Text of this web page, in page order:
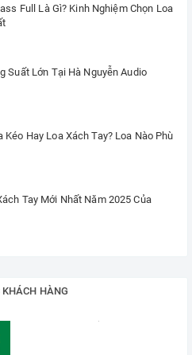
Full Là Gì? Kinh Nghiệm Chọn Loa
Suất Lớn Tại Hà Nguyễn Audio
Kéo Hay Loa Xách Tay? Loa Nào Phù
Tay Mới Nhất Năm 2025 Của
HÀNG